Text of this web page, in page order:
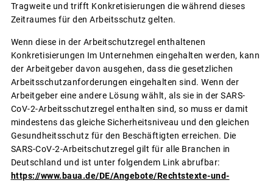
Tragweite und trifft Konkretisierungen die während dieses
Zeitraumes für den Arbeitsschutz gelten.
Wenn diese in der Arbeitschutzregel enthaltenen
Konkretisierungen Im Unternehmen eingehalten werden, kann
der Arbeitgeber davon ausgehen, dass die gesetzlichen
Arbeitsschutzanforderungen eingehalten sind. Wenn der
Arbeitgeber eine andere Lösung wählt, als sie in der SARS-
CoV-2-Arbeitsschutzregel enthalten sind, so muss er damit
mindestens das gleiche Sicherheitsniveau und den gleichen
Gesundheitsschutz für den Beschäftigten erreichen. Die
SARS-CoV-2-Arbeitschutzregel gilt für alle Branchen in
Deutschland und ist unter folgendem Link abrufbar:
https://www.baua.de/DE/Angebote/Rechtstexte-und-